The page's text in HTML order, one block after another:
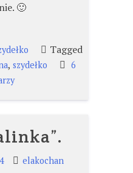
🙂
Tagged
, szydełko
6
do
:)
elakochan